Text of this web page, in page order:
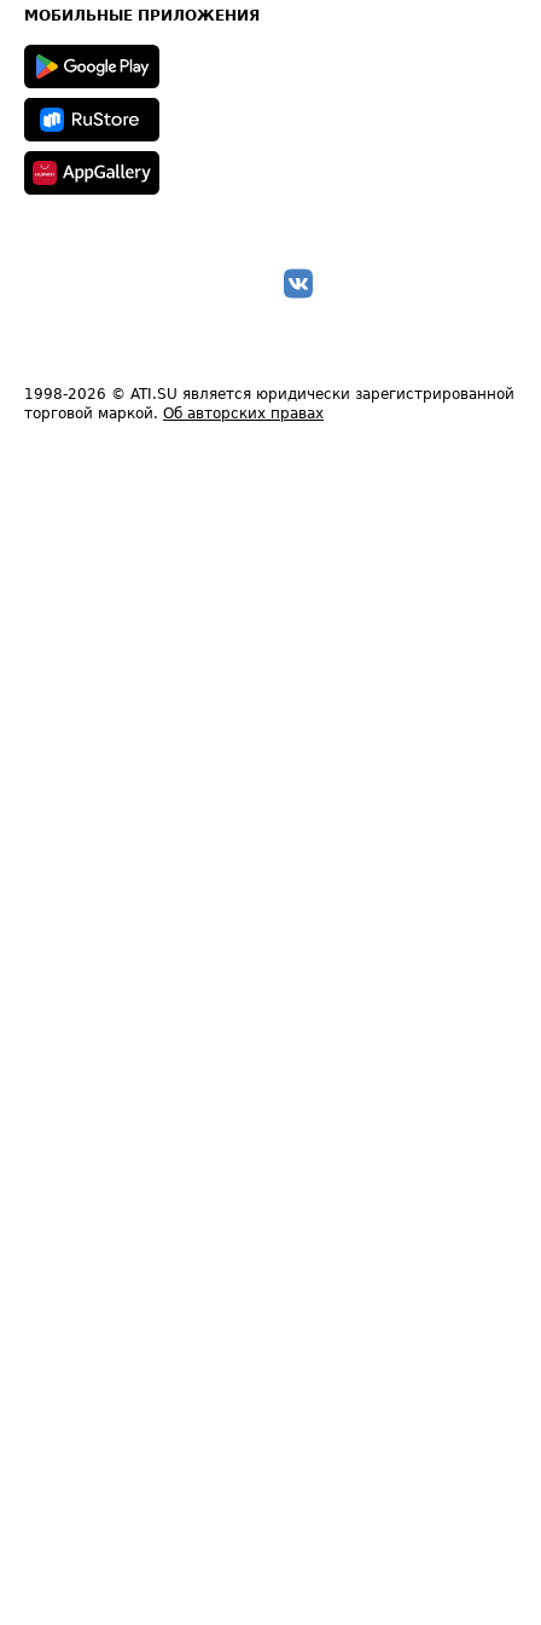
Техническая информация
МОБИЛЬНЫЕ ПРИЛОЖЕНИЯ
1998-2026 © ATI.SU является юридически зарегистрированной
торговой маркой. Об авторских правах